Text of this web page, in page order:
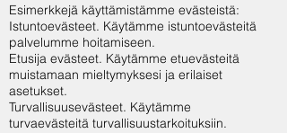
Esimerkkejä käyttämistämme evästeistä:
Istuntoevästeet. Käytämme istuntoevästeitä
palvelumme hoitamiseen.
Etusija evästeet. Käytämme etuevästeitä
muistamaan mieltymyksesi ja erilaiset
asetukset.
Turvallisuusevästeet. Käytämme
turvaevästeitä turvallisuustarkoituksiin.